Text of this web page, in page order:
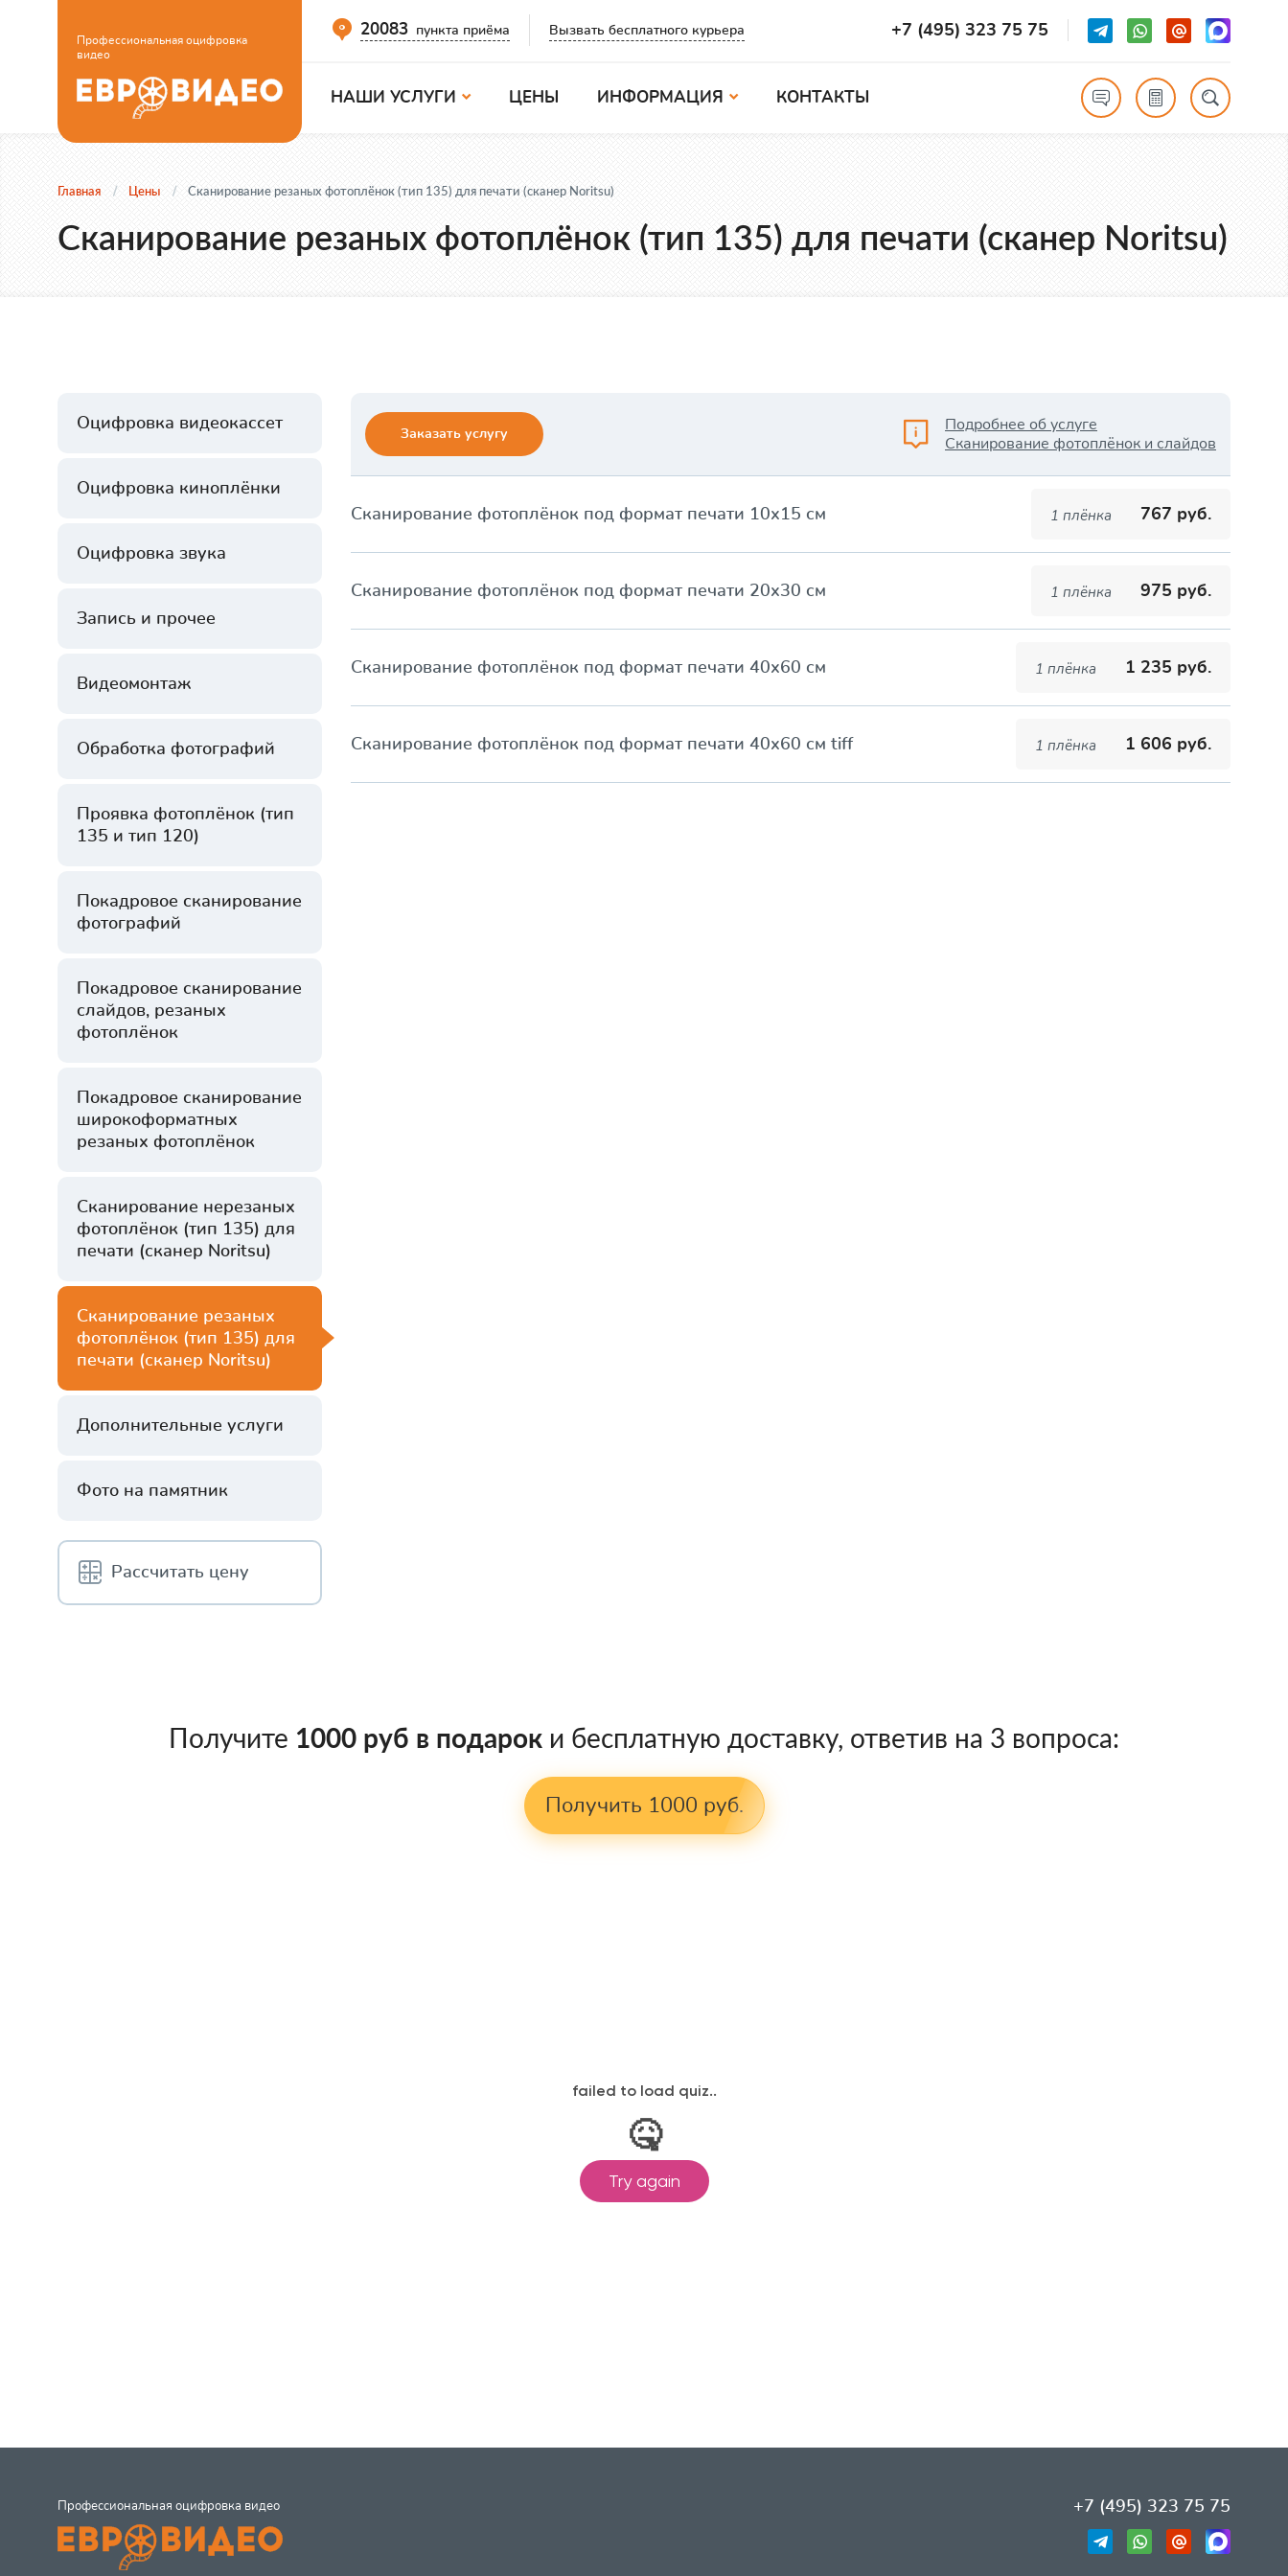
Профессиональная оцифровка
видео
20083 пункта приёма Вызвать бесплатного курьера +7 (495) 323 75 75
НАШИ УСЛУГИ ЦЕНЫ ИНФОРМАЦИЯ КОНТАКТЫ
Главная Цены Сканирование резаных фотоплёнок (тип 135) для печати (сканер Noritsu)
Сканирование резаных фотоплёнок (тип 135) для печати (сканер Noritsu)
Оцифровка видеокассет
Оцифровка киноплёнки
Оцифровка звука
Запись и прочее
Видеомонтаж
Обработка фотографий
Проявка фотоплёнок (тип
135 и тип 120)
Покадровое сканирование
фотографий
Покадровое сканирование
слайдов, резаных
фотоплёнок
Покадровое сканирование
широкоформатных
резаных фотоплёнок
Сканирование нерезаных
фотоплёнок (тип 135) для
печати (сканер Noritsu)
Сканирование резаных
фотоплёнок (тип 135) для
печати (сканер Noritsu)
Дополнительные услуги
Фото на памятник
Рассчитать цену
Заказать услугу
Подробнее об услуге
Сканирование фотоплёнок и слайдов
Сканирование фотоплёнок под формат печати 10х15 см 1 плёнка 767 руб.
Сканирование фотоплёнок под формат печати 20х30 см 1 плёнка 975 руб.
Сканирование фотоплёнок под формат печати 40х60 см 1 плёнка 1 235 руб.
Сканирование фотоплёнок под формат печати 40х60 см tiff 1 плёнка 1 606 руб.
Получите 1000 руб в подарок и бесплатную доставку, ответив на 3 вопроса:
Получить 1000 руб.
Профессиональная оцифровка видео +7 (495) 323 75 75